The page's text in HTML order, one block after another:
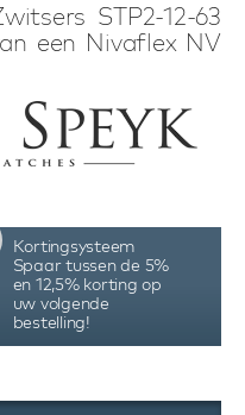
STP2-12-63
een Nivaflex NV
B horloge is
horlogekast met
hand gemaakte
Uiteraard is
heeft het aan de
in verschillende
lederen etui
Kortingsysteem
Spaar tussen de 5%
en 12,5% korting op
uw volgende
bestelling!